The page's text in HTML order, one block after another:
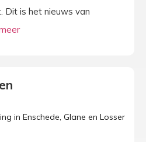
Dit is het nieuws van
in Enschede, Glane en Losser